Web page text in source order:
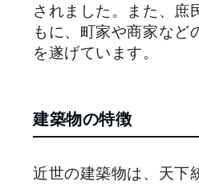
されました。また、庶
もに、町家や商家など
を遂げています。
建築物の特徴
近世の建築物は、天下